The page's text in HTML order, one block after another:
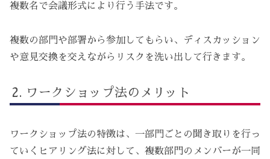
複数名で会議形式により行う手法です。
複数の部門や部署から参加してもらい、ディスカッション
や意見交換を交えながらリスクを洗い出して行きます。
ワークショップ法のメリット
ワークショップ法の特徴は、一部門ごとの聞き取りを行っ
ていくヒアリング法に対して、複数部門のメンバーが一同